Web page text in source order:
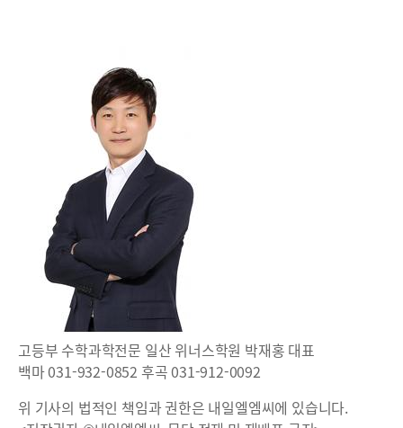
고등부 수학과학전문 일산 위너스학원 박재홍 대표
백마 031-932-0852 후곡 031-912-0092
위 기사의 법적인 책임과 권한은 내일엘엠씨에 있습니다.